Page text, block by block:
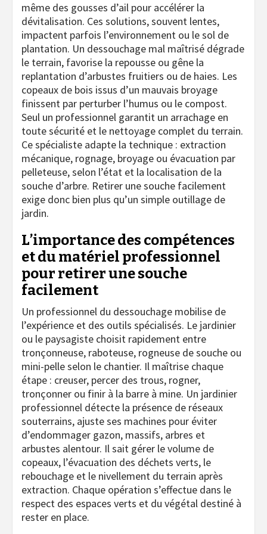
même des gousses d’ail pour accélérer la
dévitalisation. Ces solutions, souvent lentes,
impactent parfois l’environnement ou le sol de
plantation. Un dessouchage mal maîtrisé dégrade
le terrain, favorise la repousse ou gêne la
replantation d’arbustes fruitiers ou de haies. Les
copeaux de bois issus d’un mauvais broyage
finissent par perturber l’humus ou le compost.
Seul un professionnel garantit un arrachage en
toute sécurité et le nettoyage complet du terrain.
Ce spécialiste adapte la technique : extraction
mécanique, rognage, broyage ou évacuation par
pelleteuse, selon l’état et la localisation de la
souche d’arbre. Retirer une souche facilement
exige donc bien plus qu’un simple outillage de
jardin.
L’importance des compétences
et du matériel professionnel
pour retirer une souche
facilement
Un professionnel du dessouchage mobilise de
l’expérience et des outils spécialisés. Le jardinier
ou le paysagiste choisit rapidement entre
tronçonneuse, raboteuse, rogneuse de souche ou
mini-pelle selon le chantier. Il maîtrise chaque
étape : creuser, percer des trous, rogner,
tronçonner ou finir à la barre à mine. Un jardinier
professionnel détecte la présence de réseaux
souterrains, ajuste ses machines pour éviter
d’endommager gazon, massifs, arbres et
arbustes alentour. Il sait gérer le volume de
copeaux, l’évacuation des déchets verts, le
rebouchage et le nivellement du terrain après
extraction. Chaque opération s’effectue dans le
respect des espaces verts et du végétal destiné à
rester en place.